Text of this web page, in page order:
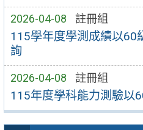
2026-04-08 註冊組
115學年度學測成績以60
詢
2026-04-08 註冊組
115年度學科能力測驗以